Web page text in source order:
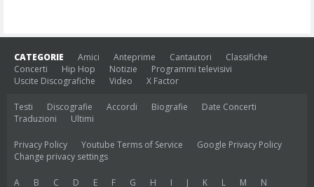
CATEGORIE Amici Anteprime Cantautori
Classifiche
Concerti
Hip Hop Notizie
Programmi televisivi
Uscite Discografiche
Video X Factor
Testi Discografie Accordi Biografie
Date Concerti
Traduzioni
Ultimi
Privacy Policy Youtube Terms of Service
Google Privacy Policy
Change privacy settings
A B C D E F G H I J K L M N